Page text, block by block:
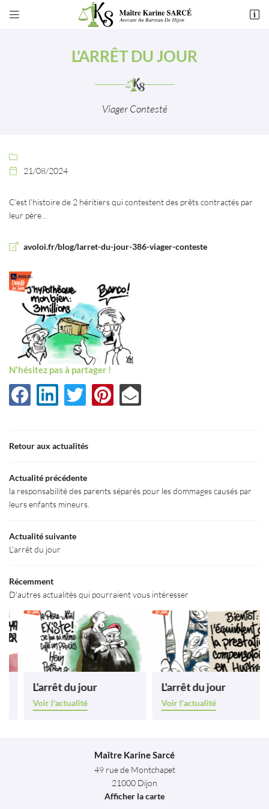

Accueil
Le Cabinet
Actualités
ESPACE PRO

Rejoignez-
49 rue de Montchapet
03 80 55 50 54
l'adresse email indiqué ci-dessus. Vous pouvez vous désinscrire à tout moment en
INSCRIPTION
L'ARRÊT DU JOUR
Viager Contesté


21/08/2024
C’est l’histoire de 2 héritiers qui contestent des prêts contractés par
leur père…
avoloi.fr/blog/larret-du-jour-386-viager-conteste
N'hésitez pas à partager !
Retour aux actualités
Actualité précédente
la responsabilité des parents séparés pour les dommages causés par
leurs enfants mineurs.
Actualité suivante
L'arrêt du jour
Récemment
D'autres actualités qui pourraient vous intéresser
L'arrêt du jour
Voir l'actualité
L'arrêt du jour
Voir l'actualité
Maître Karine Sarcé
49 rue de Montchapet
21000 Dijon
Afficher la carte